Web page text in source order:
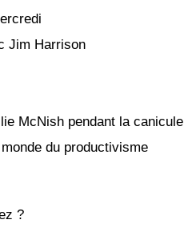
Jim Harrison
McNish pendant la canicule
du productivisme
?